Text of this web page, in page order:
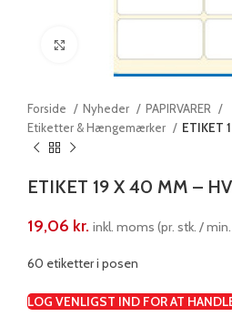
Forside Nyheder
PAPIRVARER
Etiketter & Hængemærker
ETIKET
ETIKET 19 X 40 MM –
19,06 kr. inkl. moms (pr. stk. / min.
60 etiketter i posen
LOG VENLIGST IND FOR AT